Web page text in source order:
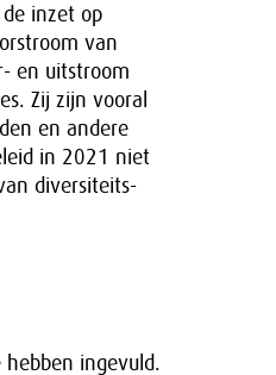
inzet op
van
en uitstroom
Zij zijn vooral
en andere
in 2021 niet
diversiteits-
hebben ingevuld.